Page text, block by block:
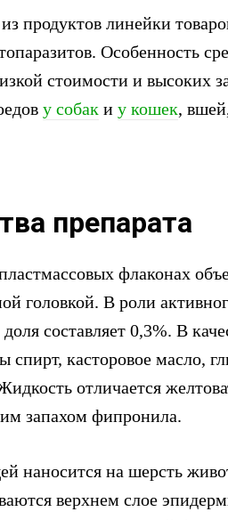
продуктов линейки
Особенность
стоимости и высоких
у собак и у кошек,
препарата
флаконах
головкой. В роли
составляет 0,3%. В
спирт, касторовое масло,
отличается
запахом фипронила.
наносится на шерсть
верхнем слое